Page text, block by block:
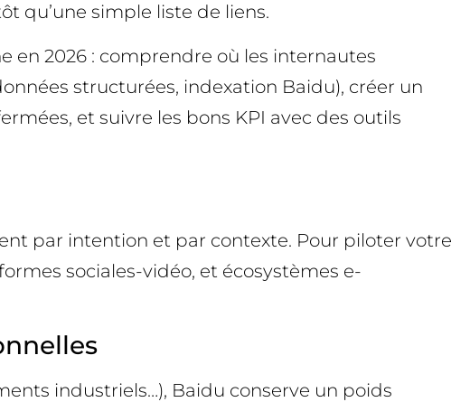
qu’une simple liste de liens.
en 2026 : comprendre où les internautes
structurées, indexation Baidu), créer un
et suivre les bons KPI avec des outils
par intention et par contexte. Pour piloter votre
sociales-vidéo, et écosystèmes e-
industriels…), Baidu conserve un poids